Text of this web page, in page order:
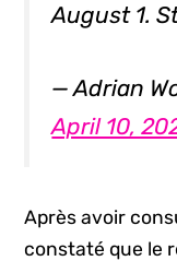
August 1.
— Adrian
April 10,
Après avoir
constaté que le